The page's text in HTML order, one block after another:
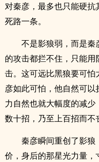
对秦彦，最多也只能硬
死路一条。
不是影狼弱，而是
的攻击都拦不住，只能
击。这可远比黑狼要可
彦如此可怕，他自然可
力自然也就大幅度的减
数十招，乃至上百招而不
秦彦瞬间重创了影
价，身后的那星光力量